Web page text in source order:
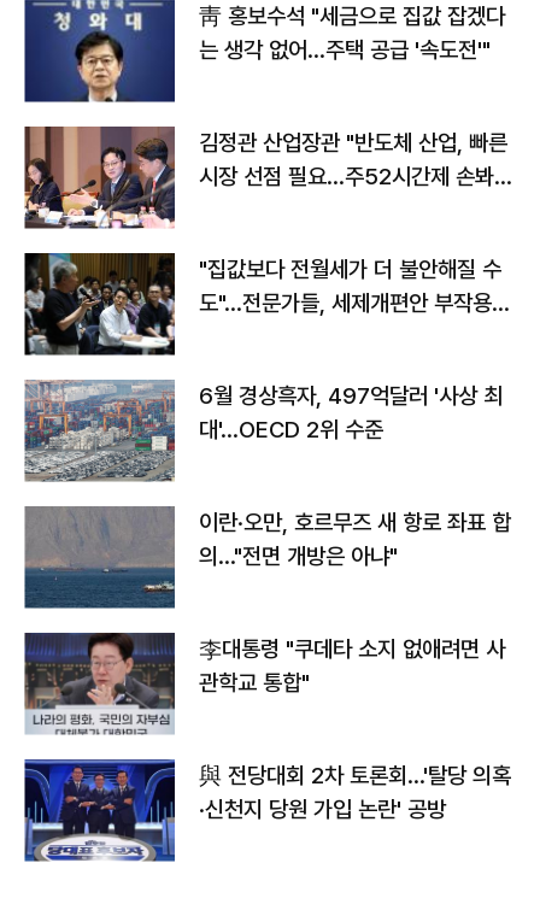
靑 홍보수석 "세금으로 집값 잡겠다
는 생각 없어…주택 공급 '속도전'"
김정관 산업장관 "반도체 산업, 빠른
시장 선점 필요…주52시간제 손봐
"집값보다 전월세가 더 불안해질 수
도"…전문가들, 세제개편안 부작용
6월 경상흑자, 497억달러 '사상 최
대'…OECD 2위 수준
이란·오만, 호르무즈 새 항로 좌표 합
의…"전면 개방은 아냐"
李대통령 "쿠데타 소지 없애려면 사
관학교 통합"
與 전당대회 2차 토론회…'탈당 의혹
·신천지 당원 가입 논란' 공방